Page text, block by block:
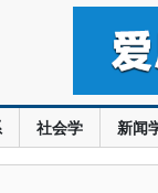
社会学 新闻